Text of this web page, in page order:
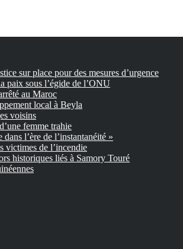
sur place pour des mesures d’urgence
paix sous l’égide de l’ONU
au Maroc
local à Beyla
voisins
femme trahie
l’ère de l’instantanéité »
victimes de l’incendie
historiques liés à Samory Touré